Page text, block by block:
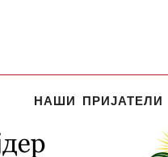
НАШИ ПРИЈАТЕЛИ